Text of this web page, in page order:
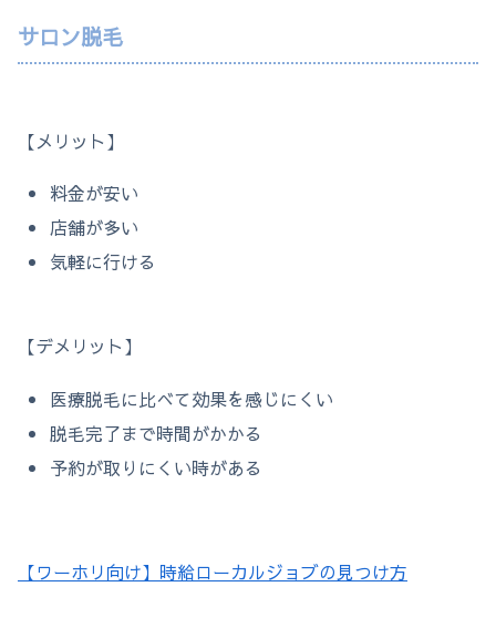
サロン脱毛
【メリット】
料金が安い
店舗が多い
気軽に行ける
【デメリット】
医療脱毛に比べて効果を感じにくい
脱毛完了まで時間がかかる
予約が取りにくい時がある
【ワーホリ向け】時給ローカルジョブの見つけ方